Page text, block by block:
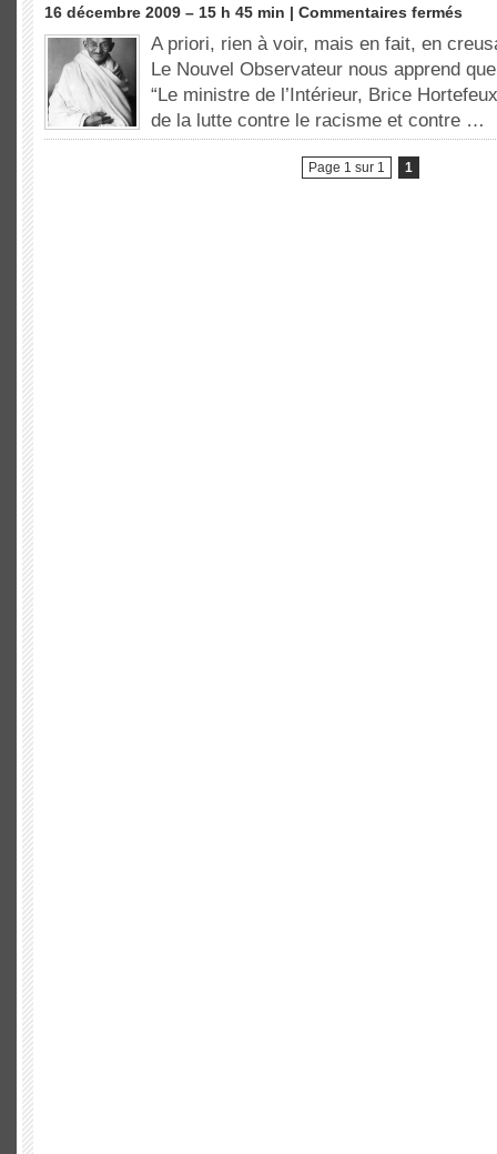
16 décembre 2009 – 15 h 45 min | Commentaires fermés
A priori, rien à voir, mais en fait, en
Le Nouvel Observateur nous apprend
“Le ministre de l’Intérieur, Brice
de la lutte contre le racisme et contre …
Page 1 sur 1 1